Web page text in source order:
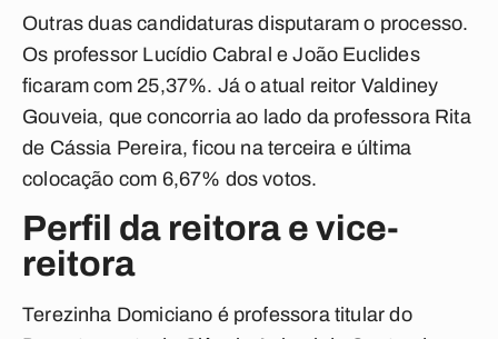
Outras duas candidaturas disputaram o processo.
Os professor Lucídio Cabral e João Euclides
ficaram com 25,37%. Já o atual reitor Valdiney
Gouveia, que concorria ao lado da professora Rita
de Cássia Pereira, ficou na terceira e última
colocação com 6,67% dos votos.
Perfil da reitora e vice-
reitora
Terezinha Domiciano é professora titular do